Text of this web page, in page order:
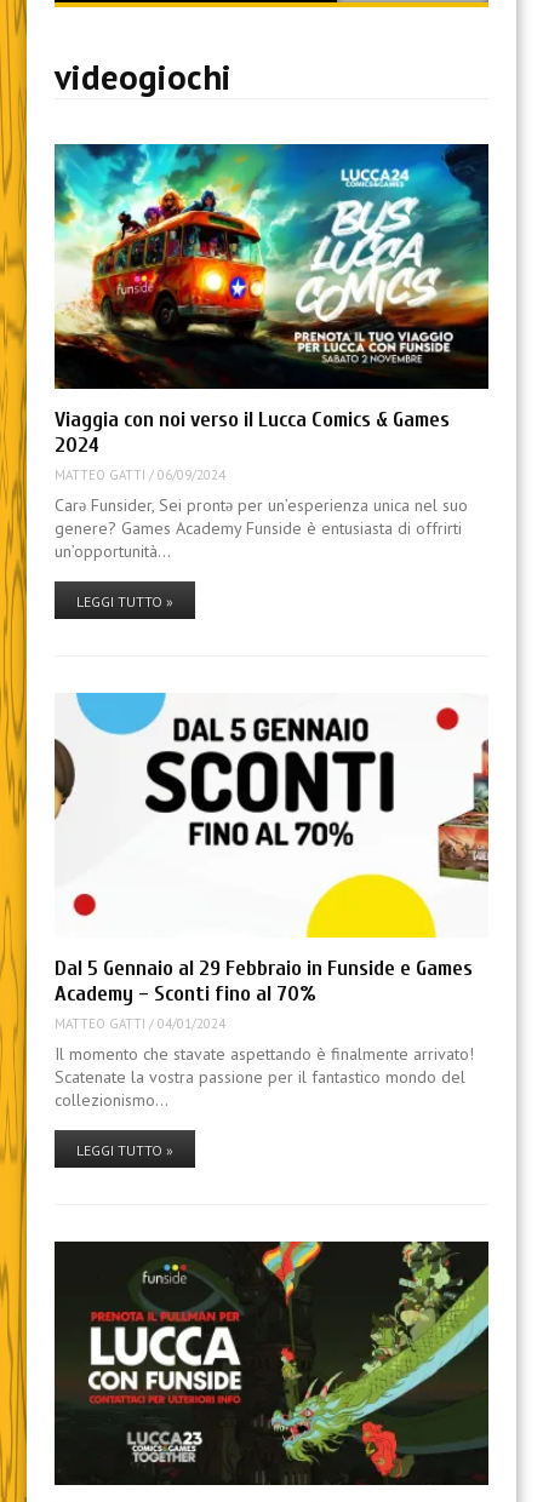
content
videogiochi
Viaggia con noi verso il Lucca Comics & Games
2024
MATTEO GATTI / 06/09/2024
Carə Funsider, Sei prontə per un’esperienza unica nel suo
genere? Games Academy Funside è entusiasta di offrirti
un’opportunità…
LEGGI TUTTO »
Dal 5 Gennaio al 29 Febbraio in Funside e Games
Academy – Sconti fino al 70%
MATTEO GATTI / 04/01/2024
Il momento che stavate aspettando è finalmente arrivato!
Scatenate la vostra passione per il fantastico mondo del
collezionismo…
LEGGI TUTTO »